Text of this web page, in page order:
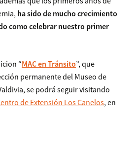
ha sido de mucho crecimiento
como celebrar nuestro primer
“MAC en Tránsito”, que
permanente del Museo de
se podrá seguir visitando
de Extensión Los Canelos, en